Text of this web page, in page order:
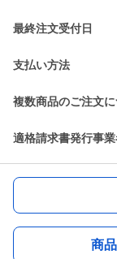
最終注文受付日
支払い方法
複数商品のご注文
適格請求書発行事
商